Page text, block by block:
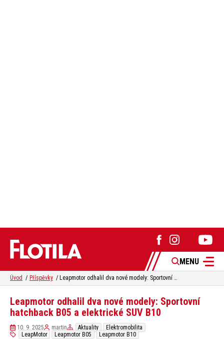
MENU
Úvod Příspěvky Leapmotor odhalil dva nové modely: Sportovní hatchback B05 a elektrické SUV B10
Leapmotor odhalil dva nové modely: Sportovní
hatchback B05 a elektrické SUV B10
10. 9. 2025 martin Aktuality
Elektromobilita
LeapMotor
Leapmotor B05 Leapmotor B10